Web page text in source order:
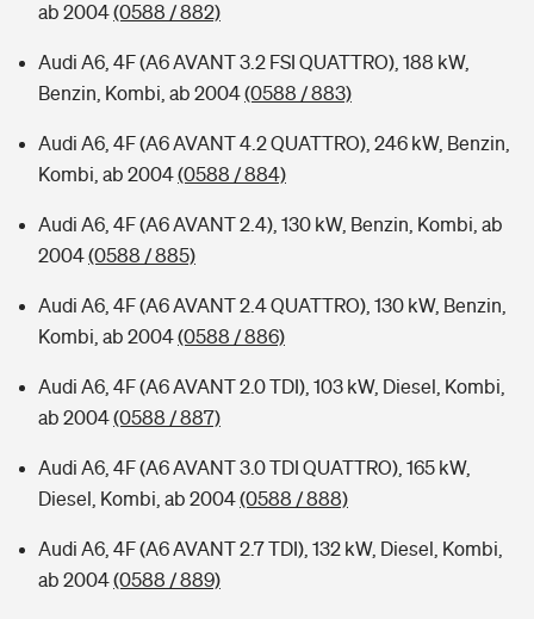
ab 2004(0588 / 882)
Audi A6, 4F (A6 AVANT 3.2 FSI QUATTRO), 188 kW,
Benzin, Kombi, ab 2004(0588 / 883)
Audi A6, 4F (A6 AVANT 4.2 QUATTRO), 246 kW, Benzin,
Kombi, ab 2004(0588 / 884)
Audi A6, 4F (A6 AVANT 2.4), 130 kW, Benzin, Kombi, ab
2004(0588 / 885)
Audi A6, 4F (A6 AVANT 2.4 QUATTRO), 130 kW, Benzin,
Kombi, ab 2004(0588 / 886)
Audi A6, 4F (A6 AVANT 2.0 TDI), 103 kW, Diesel, Kombi,
ab 2004(0588 / 887)
Audi A6, 4F (A6 AVANT 3.0 TDI QUATTRO), 165 kW,
Diesel, Kombi, ab 2004(0588 / 888)
Audi A6, 4F (A6 AVANT 2.7 TDI), 132 kW, Diesel, Kombi,
ab 2004(0588 / 889)